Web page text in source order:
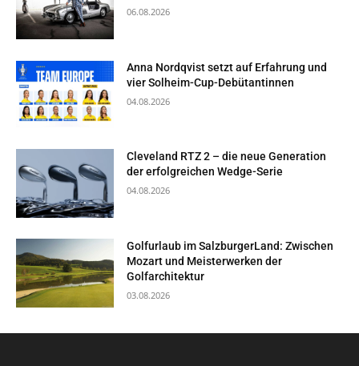
06.08.2026
Anna Nordqvist setzt auf Erfahrung und
vier Solheim-Cup-Debütantinnen
04.08.2026
Cleveland RTZ 2 – die neue Generation
der erfolgreichen Wedge-Serie
04.08.2026
Golfurlaub im SalzburgerLand: Zwischen
Mozart und Meisterwerken der
Golfarchitektur
03.08.2026